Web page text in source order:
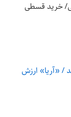
خرید قسطی
/ «آریا» ارزش